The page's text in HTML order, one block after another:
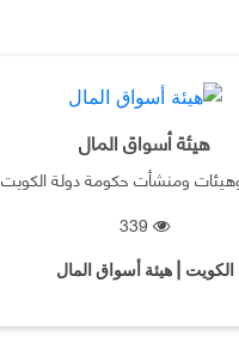
هيئة أسواق المال
ومنشأت حكومة دولة الكويت
الكويت | هيئة أسواق المال